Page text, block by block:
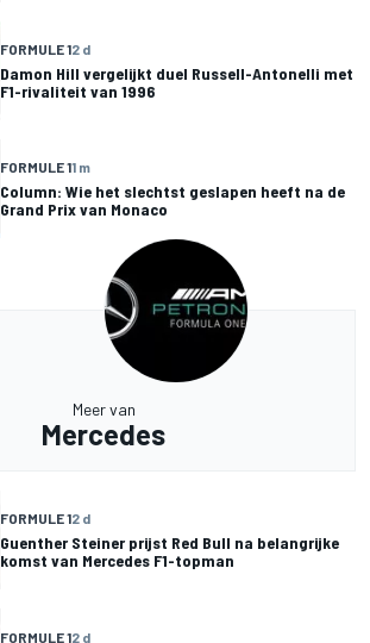
FORMULE 12 d
Damon Hill vergelijkt duel Russell-Antonelli met
F1-rivaliteit van 1996
FORMULE 11 m
Column: Wie het slechtst geslapen heeft na de
Grand Prix van Monaco
Meer van
Mercedes
FORMULE 12 d
Guenther Steiner prijst Red Bull na belangrijke
komst van Mercedes F1-topman
FORMULE 12 d